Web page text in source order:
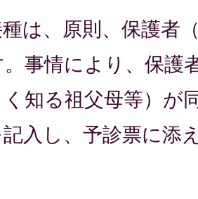
は、原則、保護者
事情により、保護
知る祖父母等）が
入し、予診票に添